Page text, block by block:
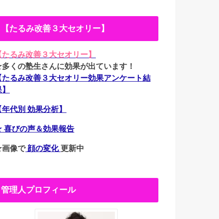
【たるみ改善３大セオリー】
たるみ改善３大セオリー】
くの塾生さんに効果が出ています！
たるみ改善３大セオリー効果アンケート結
年代別 効果分析】
びの声＆効果報告
像で顔の変化更新中
管理人プロフィール